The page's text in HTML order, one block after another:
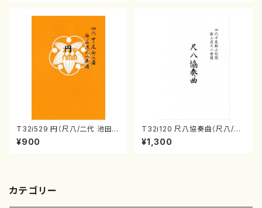
T32i529 円（尺八/二代 池田静
山/楽譜）都山流公刊楽譜曲番:2
238
¥900
T32i120 尺八協奏曲（尺八/二
代 山本邦山/尺八/都山式譜）都
山流公刊楽譜曲番:569
¥1,300
カテゴリー